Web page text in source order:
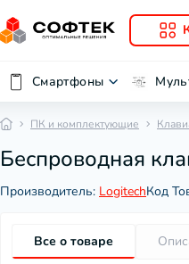
Смартфоны
ПК и комплектующие
Беспроводная
Производитель: LogitechКод
Все о товаре